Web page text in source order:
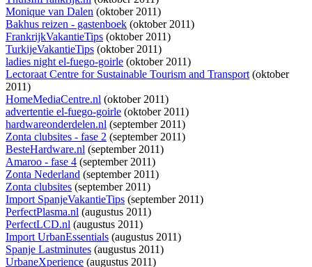
Monique van Dalen (oktober 2011)
Bakhus reizen - gastenboek (oktober 2011)
FrankrijkVakantieTips (oktober 2011)
TurkijeVakantieTips (oktober 2011)
ladies night el-fuego-goirle (oktober 2011)
Lectoraat Centre for Sustainable Tourism and Transport(oktober
2011)
HomeMediaCentre.nl (oktober 2011)
advertentie el-fuego-goirle (oktober 2011)
hardwareonderdelen.nl (september 2011)
Zonta clubsites - fase 2 (september 2011)
BesteHardware.nl (september 2011)
Amaroo - fase 4 (september 2011)
Zonta Nederland (september 2011)
Zonta clubsites (september 2011)
Import SpanjeVakantieTips (september 2011)
PerfectPlasma.nl (augustus 2011)
PerfectLCD.nl (augustus 2011)
Import UrbanEssentials (augustus 2011)
Spanje Lastminutes (augustus 2011)
UrbaneXperience (augustus 2011)